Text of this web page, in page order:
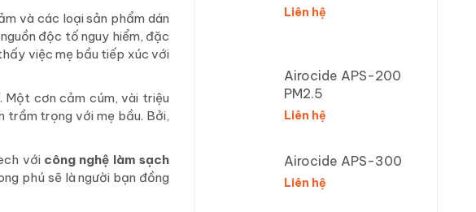
và các loại sản phẩm dán
độc tố nguy hiểm, đặc
việc mẹ bầu tiếp xúc với
Một cơn cảm cúm, vài triệu
trầm trọng với mẹ bầu. Bởi,
với công nghệ làm sạch
phú sẽ là người bạn đồng
Liên hệ
Airocide APS-200
PM2.5
Liên hệ
Airocide APS-300
Liên hệ